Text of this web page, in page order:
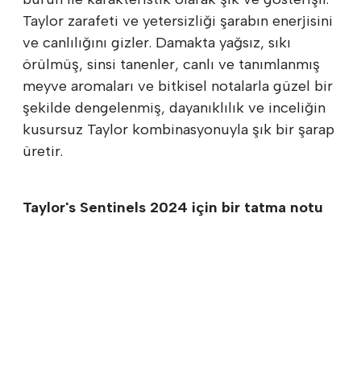
Taylor zarafeti ve yetersizliği şarabın enerjisini
ve canlılığını gizler. Damakta yağsız, sıkı
örülmüş, sinsi tanenler, canlı ve tanımlanmış
meyve aromaları ve bitkisel notalarla güzel bir
şekilde dengelenmiş, dayanıklılık ve inceliğin
kusursuz Taylor kombinasyonuyla şık bir şarap
üretir.
Taylor's Sentinels 2024 için bir tatma notu